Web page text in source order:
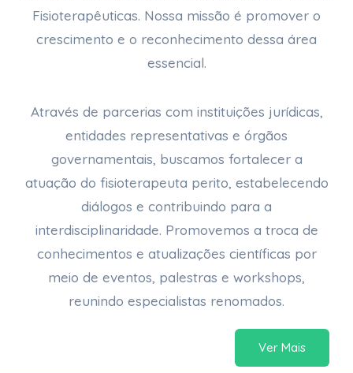
Fisioterapêuticas. Nossa missão é promover o
crescimento e o reconhecimento dessa área
essencial.
Através de parcerias com instituições jurídicas,
entidades representativas e órgãos
governamentais, buscamos fortalecer a
atuação do fisioterapeuta perito, estabelecendo
diálogos e contribuindo para a
interdisciplinaridade. Promovemos a troca de
conhecimentos e atualizações científicas por
meio de eventos, palestras e workshops,
reunindo especialistas renomados.
Ver Mais